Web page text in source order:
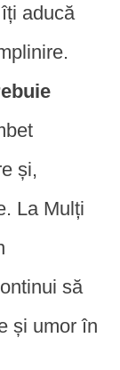
aducă
și,
La Mulți
să
și umor în